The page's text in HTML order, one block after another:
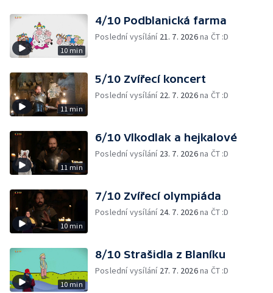
10 min
4/10 Podblanická farma
Poslední vysílání 21. 7. 2026na ČT :D
11 min
5/10 Zvířecí koncert
Poslední vysílání 22. 7. 2026na ČT :D
11 min
6/10 Vlkodlak a hejkalové
Poslední vysílání 23. 7. 2026na ČT :D
10 min
7/10 Zvířecí olympiáda
Poslední vysílání 24. 7. 2026na ČT :D
10 min
8/10 Strašidla z Blaníku
Poslední vysílání 27. 7. 2026na ČT :D